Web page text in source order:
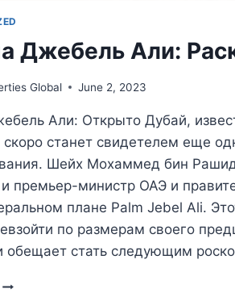
Джебель Али:
Global June 2, 2023
Али: Открыто Дубай,
станет свидетелем еще
Шейх Мохаммед бин
и премьер-министр ОАЭ и
плане Palm Jebel Ali.
по размерам своего
обещает стать следующим
ПАЛЬМА